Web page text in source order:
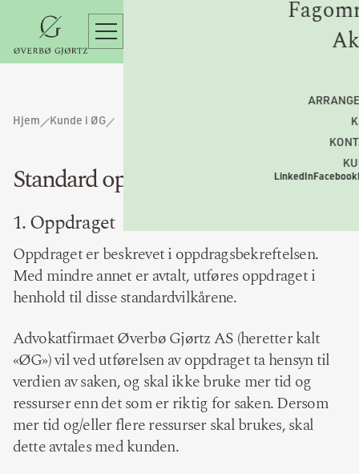
LinkedInFacebook
Hjem Kunde i ØG
Standard oppdragsvilkår
1. Oppdraget
Oppdraget er beskrevet i oppdragsbekreftelsen.
Med mindre annet er avtalt, utføres oppdraget i
henhold til disse standardvilkårene.
Advokatfirmaet Øverbø Gjørtz AS (heretter kalt
«ØG») vil ved utførelsen av oppdraget ta hensyn til
verdien av saken, og skal ikke bruke mer tid og
ressurser enn det som er riktig for saken. Dersom
mer tid og/eller flere ressurser skal brukes, skal
dette avtales med kunden.